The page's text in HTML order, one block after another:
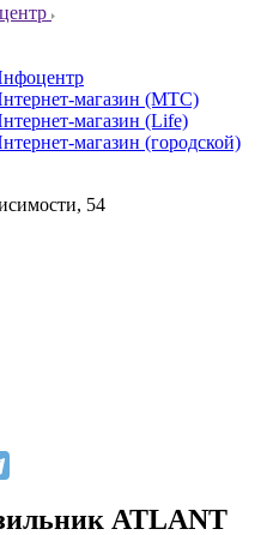
магазин (МТС)
магазин (Life)
магазин (городской)
54
ATLANT